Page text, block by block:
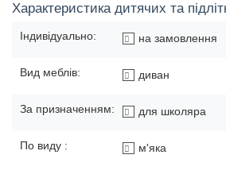
Характеристика дитячих та
Індивідуально: на замовлення
Вид меблів: диван
За призначенням: для школяра
По виду : м'яка